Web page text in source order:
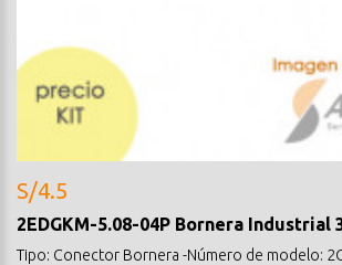
S/4.5
2EDGKM-5.08-04P Bornera Industrial
Tipo: Conector Bornera -Número de modelo: